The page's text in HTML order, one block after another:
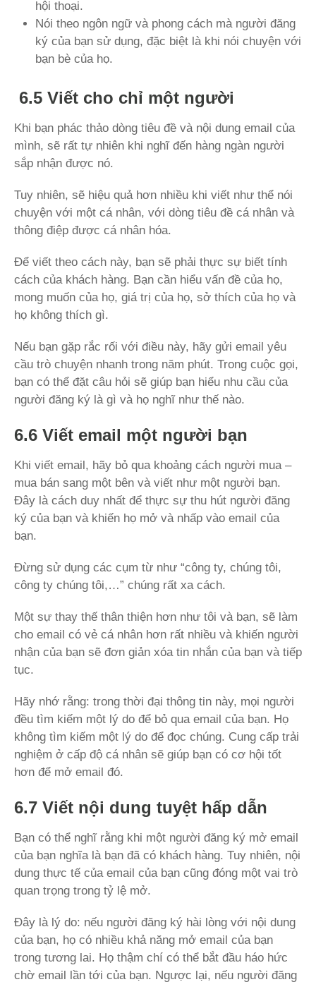
hội thoại.
Nói theo ngôn ngữ và phong cách mà người đăng
ký của bạn sử dụng, đặc biệt là khi nói chuyện với
bạn bè của họ.
6.5 Viết cho chỉ một người
Khi bạn phác thảo dòng tiêu đề và nội dung email của
mình, sẽ rất tự nhiên khi nghĩ đến hàng ngàn người
sắp nhận được nó.
Tuy nhiên, sẽ hiệu quả hơn nhiều khi viết như thể nói
chuyện với một cá nhân, với dòng tiêu đề cá nhân và
thông điệp được cá nhân hóa.
Để viết theo cách này, bạn sẽ phải thực sự biết tính
cách của khách hàng. Bạn cần hiểu vấn đề của họ,
mong muốn của họ, giá trị của họ, sở thích của họ và
họ không thích gì.
Nếu bạn gặp rắc rối với điều này, hãy gửi email yêu
cầu trò chuyện nhanh trong năm phút. Trong cuộc gọi,
bạn có thể đặt câu hỏi sẽ giúp bạn hiểu nhu cầu của
người đăng ký là gì và họ nghĩ như thế nào.
6.6 Viết email một người bạn
Khi viết email, hãy bỏ qua khoảng cách người mua –
mua bán sang một bên và viết như một người bạn.
Đây là cách duy nhất để thực sự thu hút người đăng
ký của bạn và khiến họ mở và nhấp vào email của
bạn.
Đừng sử dụng các cụm từ như “công ty, chúng tôi,
công ty chúng tôi,…” chúng rất xa cách.
Một sự thay thế thân thiện hơn như tôi và bạn, sẽ làm
cho email có vẻ cá nhân hơn rất nhiều và khiến người
nhận của bạn sẽ đơn giản xóa tin nhắn của bạn và tiếp
tục.
Hãy nhớ rằng: trong thời đại thông tin này, mọi người
đều tìm kiếm một lý do để bỏ qua email của bạn. Họ
không tìm kiếm một lý do để đọc chúng. Cung cấp trải
nghiệm ở cấp độ cá nhân sẽ giúp bạn có cơ hội tốt
hơn để mở email đó.
6.7 Viết nội dung tuyệt hấp dẫn
Bạn có thể nghĩ rằng khi một người đăng ký mở email
của bạn nghĩa là bạn đã có khách hàng. Tuy nhiên, nội
dung thực tế của email của bạn cũng đóng một vai trò
quan trọng trong tỷ lệ mở.
Đây là lý do: nếu người đăng ký hài lòng với nội dung
của bạn, họ có nhiều khả năng mở email của bạn
trong tương lai. Họ thậm chí có thể bắt đầu háo hức
chờ email lần tới của bạn. Ngược lại, nếu người đăng